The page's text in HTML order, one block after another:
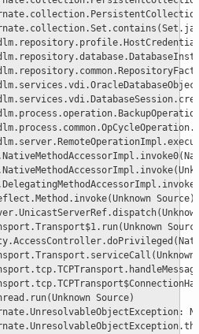
Source)
Source)